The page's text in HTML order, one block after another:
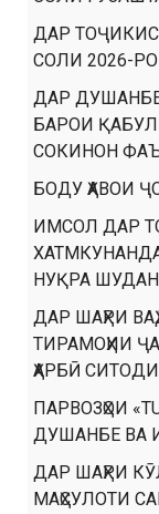
ДАР
СОЛИ 2026-
ДАР
БАРОИ
СОКИНОН
БОДУ ҲАВОИ
ИМСОЛ ДАР
НУҚРА
ДАР ШАҲРИ
ТИРАМОҲИИ
ҲАРБӢ
ПАРВОЗҲОИ
ДУШАНБЕ ВА
ДАР ШАҲРИ
МАҲСУЛОТИ